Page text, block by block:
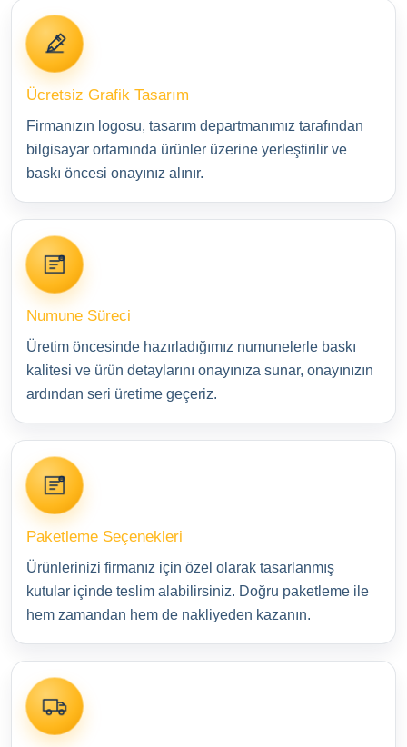
Ücretsiz Grafik Tasarım
Firmanızın logosu, tasarım departmanımız tarafından
bilgisayar ortamında ürünler üzerine yerleştirilir ve
baskı öncesi onayınız alınır.
Numune Süreci
Üretim öncesinde hazırladığımız numunelerle baskı
kalitesi ve ürün detaylarını onayınıza sunar, onayınızın
ardından seri üretime geçeriz.
Paketleme Seçenekleri
Ürünlerinizi firmanız için özel olarak tasarlanmış
kutular içinde teslim alabilirsiniz. Doğru paketleme ile
hem zamandan hem de nakliyeden kazanın.